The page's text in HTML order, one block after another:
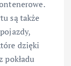
są także
dzięki
pokładu